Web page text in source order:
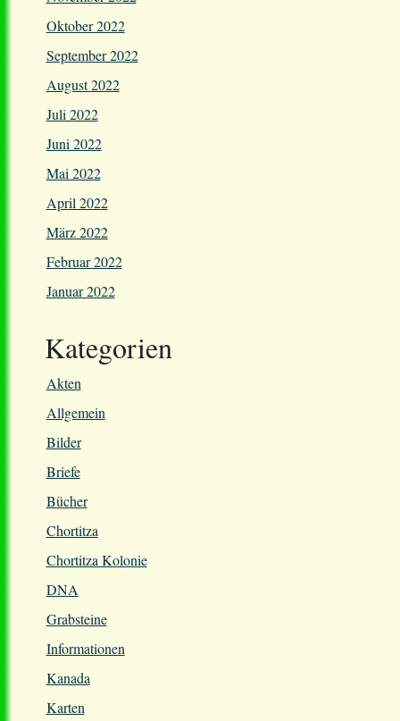
Oktober 2022
September 2022
August 2022
Juli 2022
Juni 2022
Mai 2022
April 2022
März 2022
Februar 2022
Januar 2022
Kategorien
Akten
Allgemein
Bilder
Briefe
Bücher
Chortitza
Chortitza Kolonie
DNA
Grabsteine
Informationen
Kanada
Karten